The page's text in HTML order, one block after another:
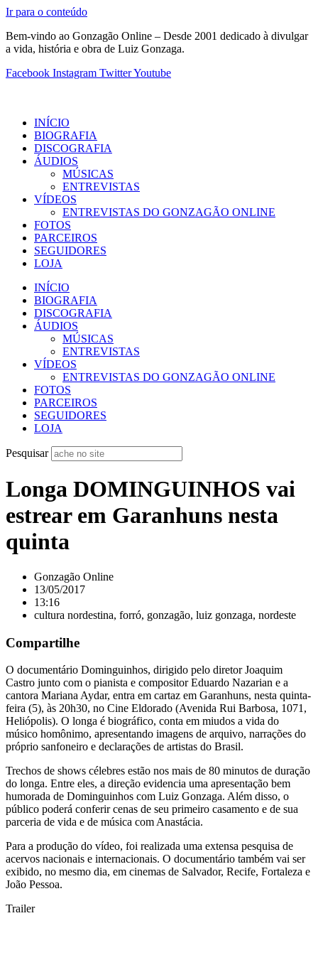
Ir para o conteúdo
Bem-vindo ao Gonzagão Online – Desde 2001 dedicado à divulgar
a vida, história e obra de Luiz Gonzaga.
Facebook Instagram TwitterYoutube
INÍCIO
BIOGRAFIA
DISCOGRAFIA
ÁUDIOS
MÚSICAS
ENTREVISTAS
VÍDEOS
ENTREVISTAS DO GONZAGÃO ONLINE
FOTOS
PARCEIROS
SEGUIDORES
LOJA
INÍCIO
BIOGRAFIA
DISCOGRAFIA
ÁUDIOS
MÚSICAS
ENTREVISTAS
VÍDEOS
ENTREVISTAS DO GONZAGÃO ONLINE
FOTOS
PARCEIROS
SEGUIDORES
LOJA
Pesquisar
Longa DOMINGUINHOS vai
estrear em Garanhuns nesta
quinta
Gonzagão Online
13/05/2017
13:16
cultura nordestina, forró, gonzagão, luiz gonzaga, nordeste
Compartilhe
O documentário Dominguinhos, dirigido pelo diretor Joaquim
Castro junto com o pianista e compositor Eduardo Nazarian e a
cantora Mariana Aydar, entra em cartaz em Garanhuns, nesta quinta-
feira (5), às 20h30, no Cine Eldorado (Avenida Rui Barbosa, 1071,
Heliópolis). O longa é biográfico, conta em miudos a vida do
músico homônimo, apresentando imagens de arquivo, narrações do
próprio sanfoneiro e declarações de artistas do Brasil.
Trechos de shows célebres estão nos mais de 80 minutos de duração
do longa. Entre eles, a direção evidencia uma apresentação bem
humorada de Dominguinhos com Luiz Gonzaga. Além disso, o
público poderá conferir cenas de seu primeiro casamento e de sua
parceria de vida e de música com Anastácia.
Para a produção do vídeo, foi realizada uma extensa pesquisa de
acervos nacionais e internacionais. O documentário também vai ser
exibido, no mesmo dia, em cinemas de Salvador, Recife, Fortaleza e
João Pessoa.
Trailer